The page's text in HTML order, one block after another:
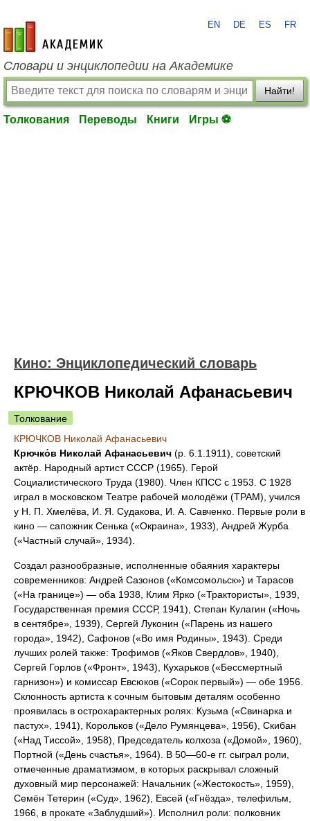
academic.ru
EN DE ES FR
Словари и энциклопедии на Академике
Найти!
Толкования Переводы Книги Игры ⚽
Кино: Энциклопедический словарь
КРЮЧКОВ Николай Афанасьевич
Толкование
КРЮЧКОВ Николай Афанасьевич
Крючко́в Николай Афанасьевич (р. 6.1.1911), советский
актёр. Народный артист СССР (1965). Герой
Социалистического Труда (1980). Член КПСС с 1953. С 1928
играл в московском Театре рабочей молодёжи (ТРАМ), учился
у Н. П. Хмелёва, И. Я. Судакова, И. А. Савченко. Первые роли в
кино — сапожник Сенька («Окраина», 1933), Андрей Журба
(«Частный случай», 1934).
Создал разнообразные, исполненные обаяния характеры
современников: Андрей Сазонов («Комсомольск») и Тарасов
(«На границе») — оба 1938, Клим Ярко («Трактористы», 1939,
Государственная премия СССР, 1941), Степан Кулагин («Ночь
в сентябре», 1939), Сергей Луконин («Парень из нашего
города», 1942), Сафонов («Во имя Родины», 1943). Среди
лучших ролей также: Трофимов («Яков Свердлов», 1940),
Сергей Горлов («Фронт», 1943), Кухарьков («Бессмертный
гарнизон») и комиссар Евсюков («Сорок первый») — обе 1956.
Склонность артиста к сочным бытовым деталям особенно
проявилась в острохарактерных ролях: Кузьма («Свинарка и
пастух», 1941), Корольков («Дело Румянцева», 1956), Скибан
(«Над Тиссой», 1958), Председатель колхоза («Домой», 1960),
Портной («День счастья», 1964). В 50—60-е гг. сыграл роли,
отмеченные драматизмом, в которых раскрывал сложный
духовный мир персонажей: Начальник («Жестокость», 1959),
Семён Тетерин («Суд», 1962), Евсей («Гнёзда», телефильм,
1966, в прокате «Заблудший»). Исполнил роли: полковник